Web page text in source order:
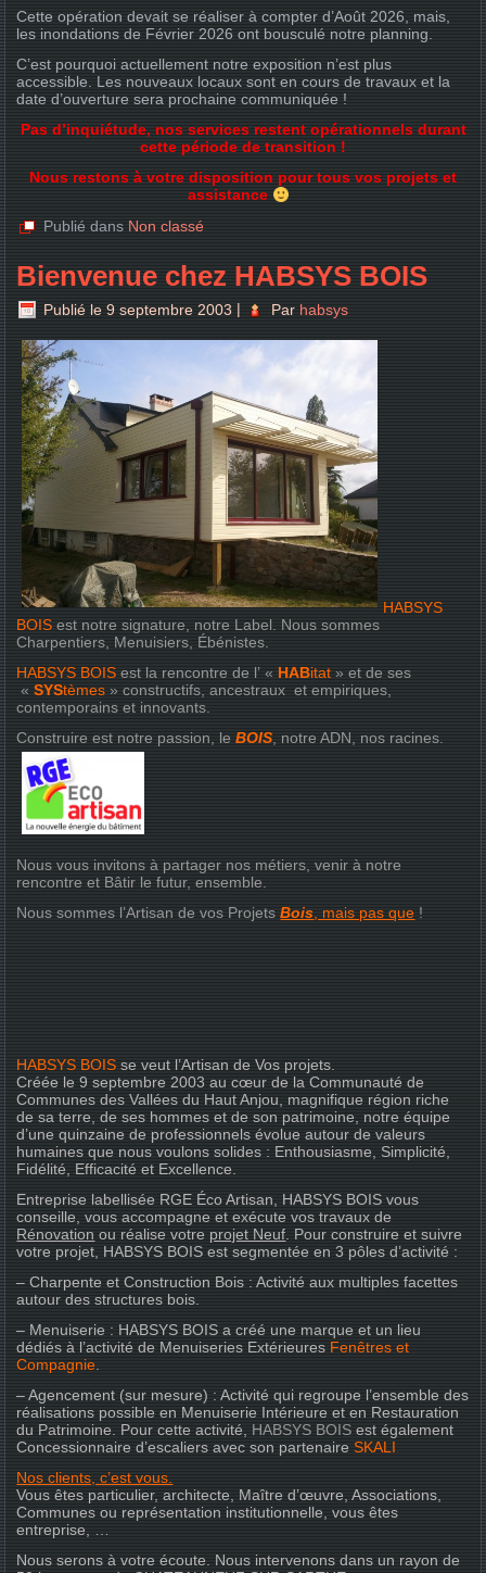
Cette opération devait se réaliser à compter d’Août 2026, mais,
les inondations de Février 2026 ont bousculé notre planning.
C’est pourquoi actuellement notre exposition n’est plus
accessible. Les nouveaux locaux sont en cours de travaux et la
date d’ouverture sera prochaine communiquée !
Pas d’inquiétude, nos services restent opérationnels durant
cette période de transition !
Nous restons à votre disposition pour tous vos projets et
assistance
Publié dans Non classé
Bienvenue chez HABSYS BOIS
Publié le 9 septembre 2003 Par habsys
HABSYS
BOISest notre signature, notre Label. Nous sommes
Charpentiers, Menuisiers, Ébénistes.
HABSYS BOIS est la rencontre de l’ «HABitat » et de ses
«SYStèmes » constructifs, ancestraux et empiriques,
contemporains et innovants.
Construire est notre passion, leBOIS, notre ADN, nos racines.
Nous vous invitons à partager nos métiers, venir à notre
rencontre et Bâtir le futur, ensemble.
Nous sommes l’Artisan de vos ProjetsBois , mais pas que !
HABSYS BOIS se veut l’Artisan de Vos projets.
Créée le 9 septembre 2003 au cœur de la Communauté de
Communes des Vallées du Haut Anjou, magnifique région riche
de sa terre, de ses hommes et de son patrimoine, notre équipe
d’une quinzaine de professionnels évolue autour de valeurs
humaines que nous voulons solides : Enthousiasme, Simplicité,
Fidélité, Efficacité et Excellence.
Entreprise labellisée RGE Éco Artisan,
HABSYS BOIS vous
conseille, vous accompagne etexécute vos travaux de
Rénovation ou réalise votreprojet Neuf . Pour construire et suivre
votre projet, HABSYS BOIS est segmentée en 3 pôles d’activité :
–Charpente et Construction Bois : Activité aux multiples facettes
autour des structures bois.
– Menuiserie : HABSYS BOIS a créé une marque et un lieu
dédiés à l’activité de Menuiseries Extérieures Fenêtres et
Compagnie
–Agencement (sur mesure) : Activité qui regroupe l’ensemble des
réalisations possible en Menuiserie Intérieure et en Restauration
du Patrimoine. Pour cette activité, HABSYS BOIS est également
Concessionnaire d’escaliers avec son partenaire SKALI
Nos clients, c’est vous.
Vous êtes particulier, architecte, Maître d’œuvre, Associations,
Communes ou représentation institutionnelle, vous êtes
entreprise, …
Nous serons à votre écoute. Nous intervenons dans un rayon de